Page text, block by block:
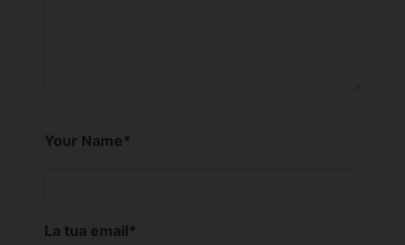
Your Name*
La tua email*